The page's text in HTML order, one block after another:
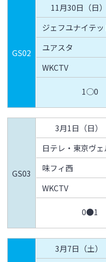
GS02
11月30日（日）
ジェフユナイテ
ユアスタ
WKCTV
1○0
GS03
3月1日（日）
日テレ・東京ヴ
味フィ西
WKCTV
0●1
3月7日（土）